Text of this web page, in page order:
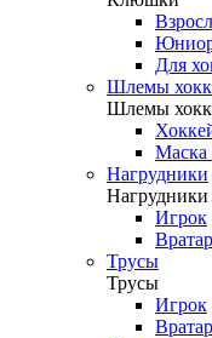
Для
Шлемы
Шлемы
Маска
Нагрудники
Нагрудники
Игрок
Трусы
Трусы
Игрок